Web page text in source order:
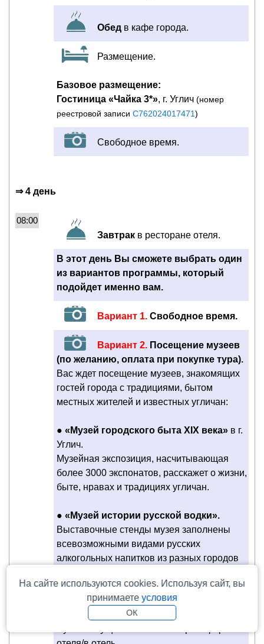
Обед в кафе города.
Размещение.
Базовое размещение:
Гостиница «Чайка 3*», г. Углич (номер
реестровой записи С762024017471)
Свободное время.
⇒ 4 день
08:00
Завтрак в ресторане отеля.
В этот день Вы сможете выбрать один
из вариантов программы, который
подойдет именно вам.
Вариант 1. Свободное время.
Вариант 2. Посещение музеев
(по желанию, оплата при покупке тура).
Вас ждет посещение музеев, знакомящих
гостей города с традициями, бытом
местных жителей и известных угличан:
● «Музей городского быта XIX века» в г.
Углич.
Музейная экспозиция, насчитывающая
более 3000 экспонатов, расскажет о жизни,
быте, нравах и традициях угличан.
● «Музей истории русской водки».
Выставочные стенды музея заполнены
всевозможными видами русских
алкогольных напитков из разных городов
короля — Петра Арсеньевича Смирнова.
Обращаем ваше внимание:
На сайте используются cookies. Используя сайт, вы
принимаете условия
ОК